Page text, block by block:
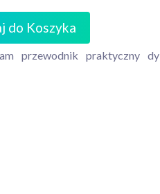
do Koszyka
przewodnik praktyczny